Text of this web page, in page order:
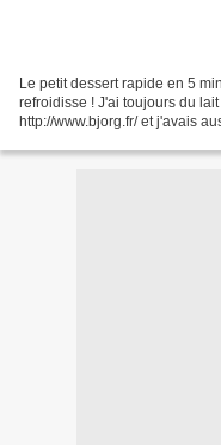
Le petit dessert rapide en 5
refroidisse ! J'ai toujours du
http://www.bjorg.fr/ et j'avais